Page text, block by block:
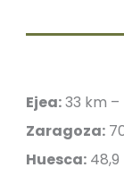
Ejea:33 km
Zaragoza:
Huesca: